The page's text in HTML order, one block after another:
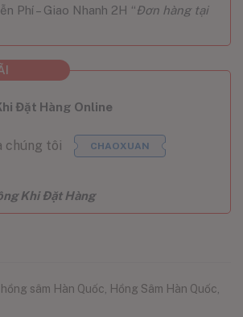
Phí – Giao Nhanh 2H “Đơn hàng tại
Đặt Hàng Online
chúng tôi CHAOXUAN
Khi Đặt Hàng
sâm Hàn Quốc Hồng Sâm Hàn Quốc